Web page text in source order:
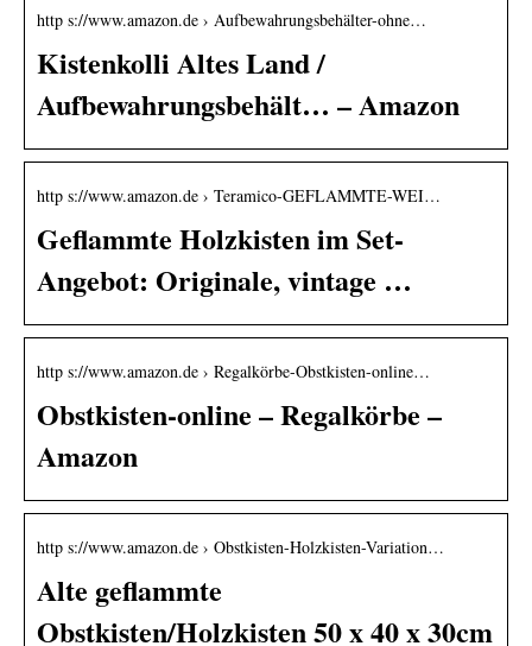
http s://www.amazon.de › Aufbewahrungsbehälter-ohne…
Kistenkolli Altes Land /
Aufbewahrungsbehält… – Amazon
http s://www.amazon.de › Teramico-GEFLAMMTE-WEI…
Geflammte Holzkisten im Set-
Angebot: Originale, vintage …
http s://www.amazon.de › Regalkörbe-Obstkisten-online…
Obstkisten-online – Regalkörbe –
Amazon
http s://www.amazon.de › Obstkisten-Holzkisten-Variation…
Alte geflammte
Obstkisten/Holzkisten 50 x 40 x 30cm